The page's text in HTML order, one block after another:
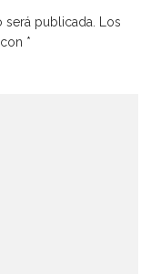
publicada.
Los
*